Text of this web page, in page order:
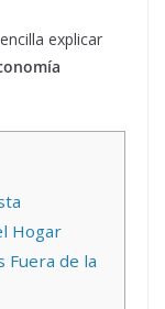
explicar
Hogar
Fuera de la